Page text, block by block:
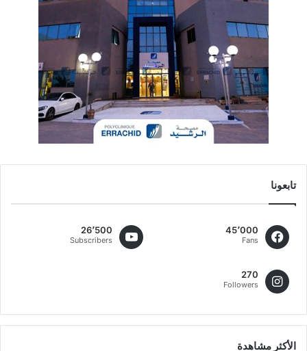
تابعونا
45٬000
Fans
26٬500
Subscribers
270
Followers
الأكثر مشاهدة